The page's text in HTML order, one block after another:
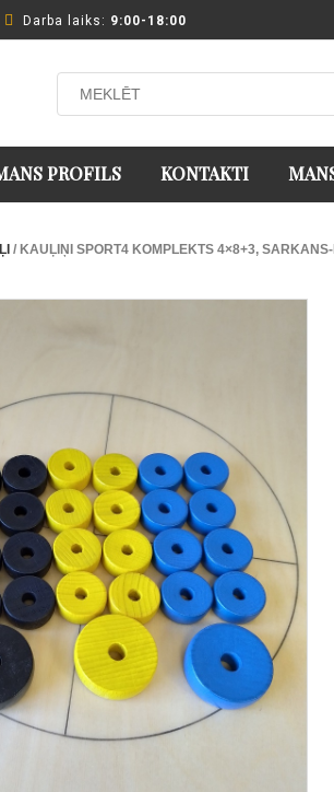
Darba laiks: 9:00-18:00
PROFILS KONTAKTI
/ KAUĻIŅI SPORT4 KOMPLEKTS 4×8+3,